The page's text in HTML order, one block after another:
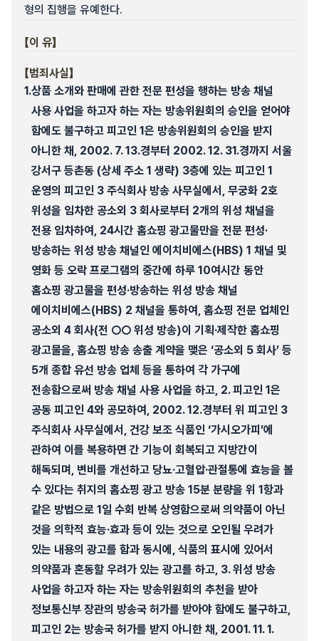
형의 집행을 유예한다.
【이 유】
【범죄사실】
1.상품 소개와 판매에 관한 전문 편성을 행하는 방송 채널
사용 사업을 하고자 하는 자는 방송위원회의 승인을 얻어야
함에도 불구하고 피고인 1은 방송위원회의 승인을 받지
아니한 채, 2002. 7. 13.경부터 2002. 12. 31.경까지 서울
강서구 등촌동 (상세 주소 1 생략) 3층에 있는 피고인 1
운영의 피고인 3 주식회사 방송 사무실에서, 무궁화 2호
위성을 임차한 공소외 3 회사로부터 2개의 위성 채널을
전용 임차하여, 24시간 홈쇼핑 광고물만을 전문 편성·
방송하는 위성 방송 채널인 에이치비에스(HBS) 1 채널 및
영화 등 오락 프로그램의 중간에 하루 10여시간 동안
홈쇼핑 광고물을 편성·방송하는 위성 방송 채널
에이치비에스(HBS) 2 채널을 통하여, 홈쇼핑 전문 업체인
공소외 4 회사(전 ○○ 위성 방송)이 기획·제작한 홈쇼핑
광고물을, 홈쇼핑 방송 송출 계약을 맺은 ‘공소외 5 회사’ 등
5개 종합 유선 방송 업체 등을 통하여 각 가구에
전송함으로써 방송 채널 사용 사업을 하고, 2. 피고인 1은
공동 피고인 4와 공모하여, 2002. 12.경부터 위 피고인 3
주식회사 사무실에서, 건강 보조 식품인 ‘가시오가피’에
관하여 이를 복용하면 간 기능이 회복되고 지방간이
해독되며, 변비를 개선하고 당뇨·고혈압·관절통에 효능을 볼
수 있다는 취지의 홈쇼핑 광고 방송 15분 분량을 위 1항과
같은 방법으로 1일 수회 반복 상영함으로써 의약품이 아닌
것을 의학적 효능·효과 등이 있는 것으로 오인될 우려가
있는 내용의 광고를 함과 동시에, 식품의 표시에 있어서
의약품과 혼동할 우려가 있는 광고를 하고, 3. 위성 방송
사업을 하고자 하는 자는 방송위원회의 추천을 받아
정보통신부 장관의 방송국 허가를 받아야 함에도 불구하고,
피고인 2는 방송국 허가를 받지 아니한 채, 2001. 11. 1.